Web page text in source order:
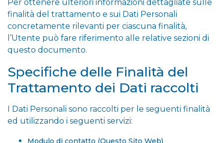
Per ottenere ulteriori informazioni dettagliate sulle
finalità del trattamento e sui Dati Personali
concretamente rilevanti per ciascuna finalità,
l’Utente può fare riferimento alle relative sezioni di
questo documento.
Specifiche delle Finalità del
Trattamento dei Dati raccolti
I Dati Personali sono raccolti per le seguenti finalità
ed utilizzando i seguenti servizi:
Modulo di contatto (Questo Sito Web)